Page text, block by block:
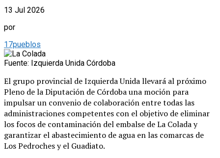
13 Jul 2026
por
17pueblos
Fuente: Izquierda Unida Córdoba
El grupo provincial de Izquierda Unida llevará al próximo
Pleno de la Diputación de Córdoba una moción para
impulsar un convenio de colaboración entre todas las
administraciones competentes con el objetivo de eliminar
los focos de contaminación del embalse de La Colada y
garantizar el abastecimiento de agua en las comarcas de
Los Pedroches y el Guadiato.